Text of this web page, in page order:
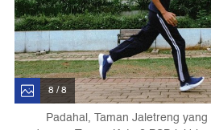
8 / 8
Padahal, Taman Jaletreng